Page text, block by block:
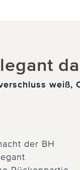
weiß,
der BH